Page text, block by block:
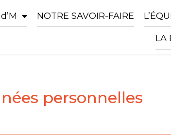
NOTRE SAVOIR-FAIRE
LA
personnelles